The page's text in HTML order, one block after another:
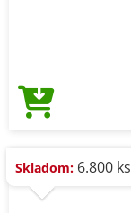
Skladom: 6.800 ks